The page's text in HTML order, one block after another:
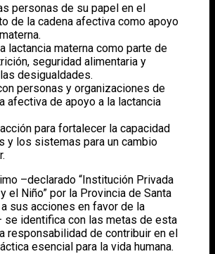
personas de su papel en el
de la cadena afectiva como apoyo
lactancia materna como parte de
seguridad alimentaria y
desigualdades.
personas y organizaciones de
afectiva de apoyo a la lactancia
para fortalecer la capacidad
y los sistemas para un cambio
–declarado “Institución Privada
el Niño” por la Provincia de Santa
sus acciones en favor de la
se identifica con las metas de esta
responsabilidad de contribuir en el
esencial para la vida humana.